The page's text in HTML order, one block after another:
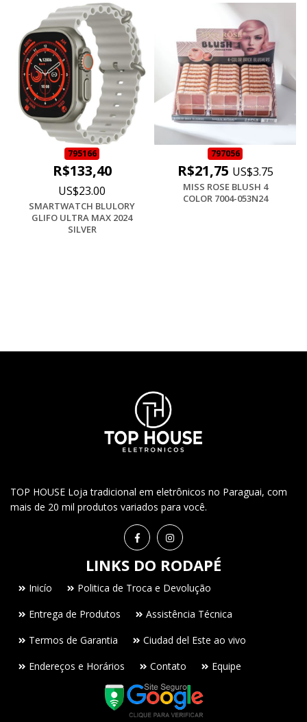
795166
R$133,40
US$23.00
SMARTWATCH BLULORY
GLIFO ULTRA MAX 2024
SILVER
797056
R$21,75 US$3.75
MISS ROSE BLUSH 4
COLOR 7004-053N24
TOP HOUSE Loja tradicional em eletrônicos no Paraguai, com
mais de 20 mil produtos variados para você.
LINKS DO RODAPÉ
Inicío
Politica de Troca e Devolução
Entrega de Produtos
Assistência Técnica
Termos de Garantia
Ciudad del Este ao vivo
Endereços e Horários
Contato Equipe